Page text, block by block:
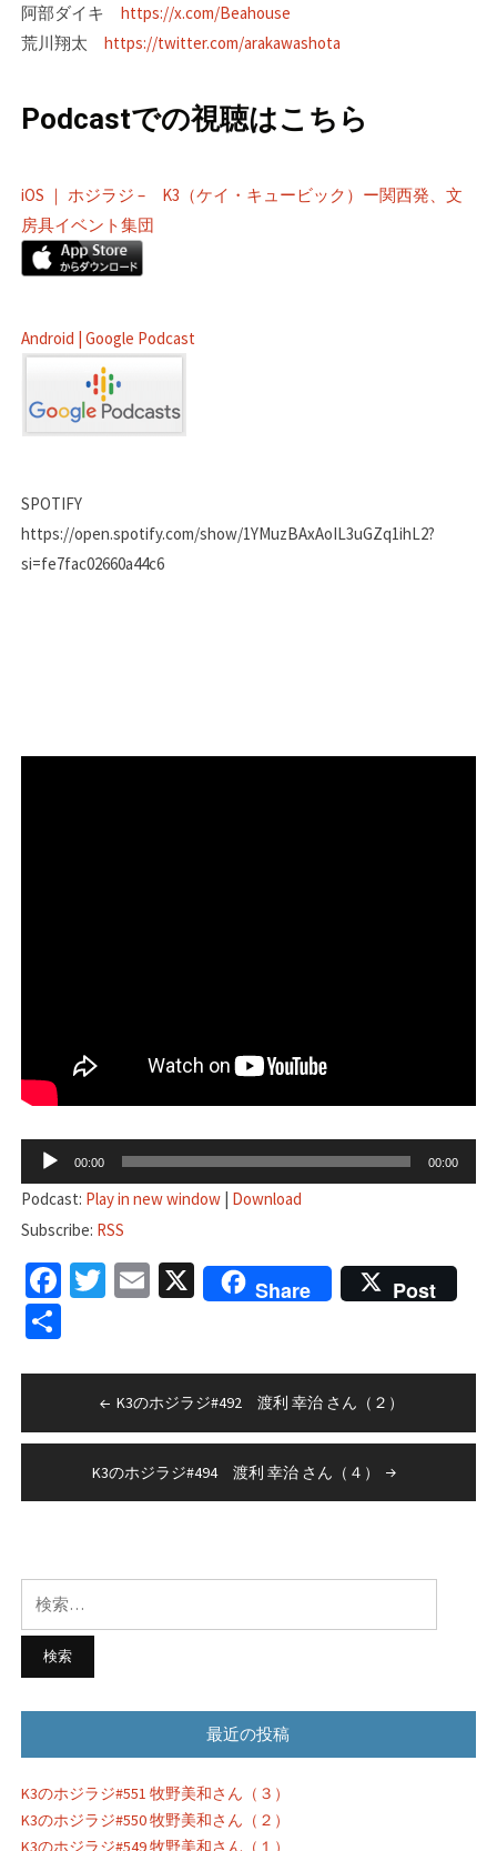
阿部ダイキ https://x.com/Beahouse
荒川翔太 https://twitter.com/arakawashota
Podcastでの視聴はこちら
iOS ｜ ホジラジ – K3（ケイ・キュービック）ー関西発、文
房具イベント集団
Android | Google Podcast
SPOTIFY
https://open.spotify.com/show/1YMuzBAxAoIL3uGZq1ihL2?
si=fe7fac02660a44c6
声
ー
ヤ
ー
00:00 00:00
Podcast: Play in new window| Download
Subscribe: RSS
Facebook
Twitter
Email
X Share Post
共
稿
ビ
ー
シ
ョ
ン
K3のホジラジ#492 渡利 幸治 さん（２）
K3のホジラジ#494 渡利 幸治 さん（４）
索:
最近の投稿
K3のホジラジ#551 牧野美和さん（３）
K3のホジラジ#550 牧野美和さん（２）
K3のホジラジ#549 牧野美和さん（１）